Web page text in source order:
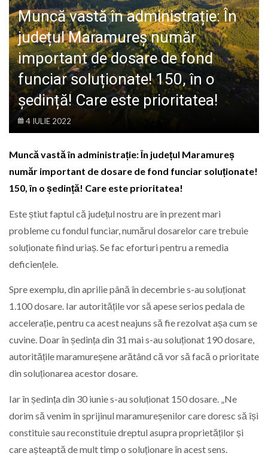
POLITIC
LIFE
Muncă vastă în administrație: În
județul Maramureș număr
important de dosare de fond
funciar soluționate! 150, în o
ședință! Care este prioritatea!
4 IULIE 2022
Muncă vastă în administrație: În județul Maramureș
număr important de dosare de fond funciar soluționate!
150, în o ședință! Care este prioritatea!
Este știut faptul că județul nostru are în prezent mari
probleme cu fondul funciar, numărul dosarelor care trebuie
soluționate fiind uriaș. Se fac eforturi pentru a remedia
deficiențele.
Spre exemplu, din aprilie până în decembrie s-au soluționat
1.100 dosare. Iar autoritățile vor să apese serios pedala de
accelerație, pentru ca acest neajuns să fie rezolvat așa cum se
cuvine. Doar în ședința din 31 mai s-au soluționat 190 dosare,
autoritățile maramureșene arătând că vor să facă o prioritate
din soluționarea acestor dosare.
Iar în ședința din 30 iunie s-au soluționat 150 dosare. „Ne
dorim să venim în sprijinul maramureșenilor care doresc să își
constituie sau reconstituie dreptul asupra proprietăților și
care așteaptă de mult timp o soluționare în acest sens.